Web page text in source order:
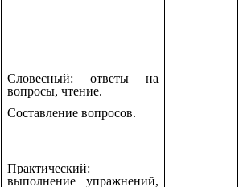
Словесный: ответы на
вопросы, чтение.
Составление вопросов.
Практический:
выполнение упражнений,